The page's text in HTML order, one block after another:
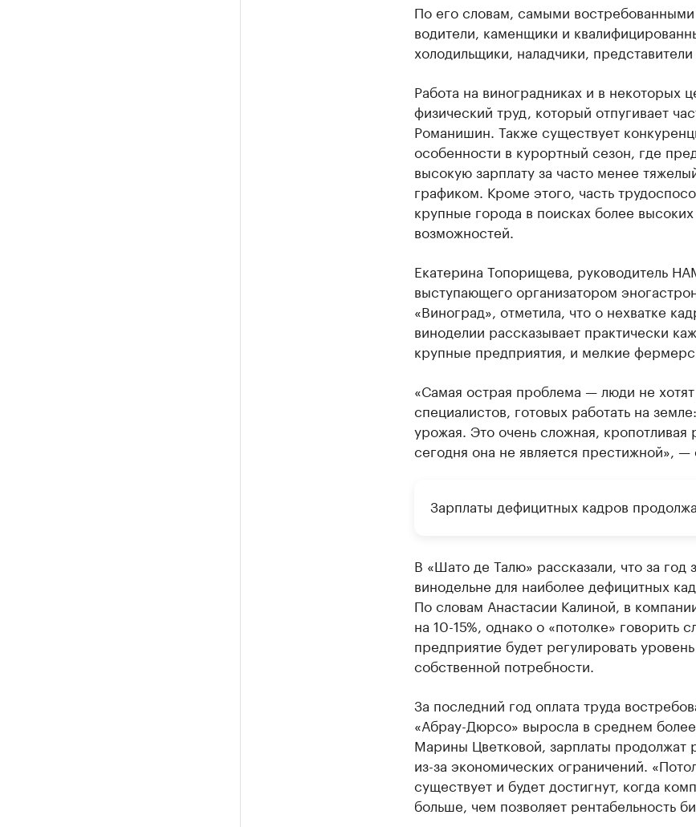
По его словам, самыми
водители, каменщики и
холодильщики, наладчики,
Работа на виноградниках и в некоторых
физический труд, который отпугивает
Романишин. Также существует
особенности в курортный сезон, где
высокую зарплату за часто менее
графиком. Кроме этого, часть
крупные города в поисках более
возможностей.
Екатерина Топорищева, руководитель
выступающего организатором
«Виноград», отметила, что о нехватке
виноделии рассказывает практически
крупные предприятия, и мелкие
«Самая острая проблема — люди не
специалистов, готовых работать на
урожая. Это очень сложная, кропотливая
сегодня она не является престижной», —
Зарплаты дефицитных кадров
В «Шато де Талю» рассказали, что за год
винодельне для наиболее дефицитных
По словам Анастасии Калиной, в
на 10-15%, однако о «потолке» говорить
предприятие будет регулировать
собственной потребности.
За последний год оплата труда
«Абрау-Дюрсо» выросла в среднем
Марины Цветковой, зарплаты продолжат
из-за экономических ограничений.
существует и будет достигнут, когда
больше, чем позволяет рентабельность